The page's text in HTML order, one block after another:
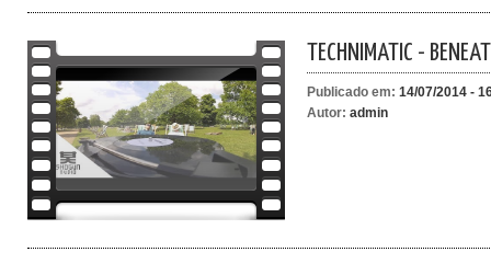
TECHNIMATIC -
Publicado em: 14/07/2014 -
Autor: admin